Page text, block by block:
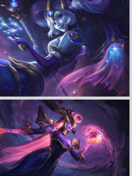
雄联盟》4K高清电脑壁纸
立 即 下 载
收 藏